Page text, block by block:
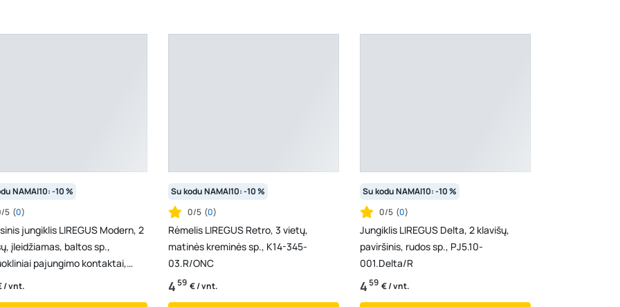
NAMAI10: -10 %
5 (0)
jungiklis LIREGUS Modern, 2
įleidžiamas, baltos sp.,
pajungimo kontaktai,
203-...
/ vnt.
Su kodu NAMAI10: -10 %
0/5 (0)
Rėmelis LIREGUS Retro, 3 vietų,
matinės kreminės sp., K14-345-
03.R/ONC
459 € / vnt.
Su kodu NAMAI10: -10 %
0/5 (0)
Jungiklis LIREGUS Delta, 2 klavišų,
paviršinis, rudos sp., PJ5.10-
001.Delta/R
459 € / vnt.